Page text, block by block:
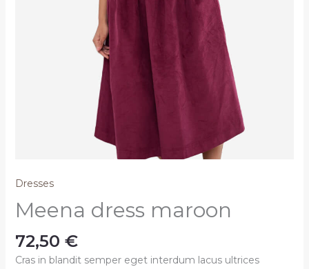
Dresses
Meena dress maroon
72,50 €
Cras in blandit semper eget interdum lacus ultrices